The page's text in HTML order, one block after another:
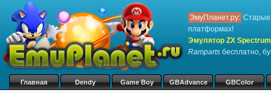
ЭмуПланет.ру: Старые
платформах!
Эмулятор ZX
Ramparts бесплатно,
Главная Dendy Game Boy GBAdvance GBColor